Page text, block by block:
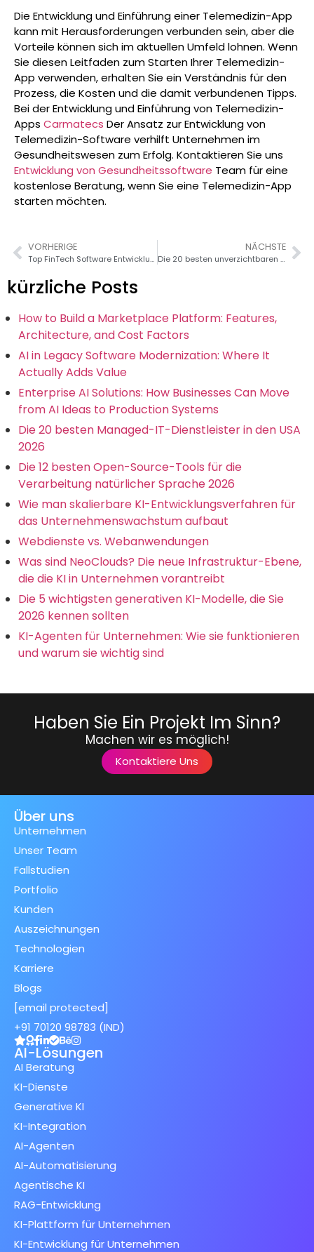
Die Entwicklung und Einführung einer Telemedizin-App
kann mit Herausforderungen verbunden sein, aber die
Vorteile können sich im aktuellen Umfeld lohnen. Wenn
Sie diesen Leitfaden zum Starten Ihrer Telemedizin-
App verwenden, erhalten Sie ein Verständnis für den
Prozess, die Kosten und die damit verbundenen Tipps.
Bei der Entwicklung und Einführung von Telemedizin-
Apps Carmatecs Der Ansatz zur Entwicklung von
Telemedizin-Software verhilft Unternehmen im
Gesundheitswesen zum Erfolg. Kontaktieren Sie uns
Entwicklung von Gesundheitssoftware Team für eine
kostenlose Beratung, wenn Sie eine Telemedizin-App
starten möchten.
VORHERIGE
Top FinTech Software Entwicklungstrends für 2026
NÄCHSTE
Die 20 besten unverzichtbaren Flutter-Entwickler-Tools im Jahr 2026
kürzliche Posts
How to Build a Marketplace Platform: Features,
Architecture, and Cost Factors
AI in Legacy Software Modernization: Where It
Actually Adds Value
Enterprise AI Solutions: How Businesses Can Move
from AI Ideas to Production Systems
Die 20 besten Managed-IT-Dienstleister in den USA
2026
Die 12 besten Open-Source-Tools für die
Verarbeitung natürlicher Sprache 2026
Wie man skalierbare KI-Entwicklungsverfahren für
das Unternehmenswachstum aufbaut
Webdienste vs. Webanwendungen
Was sind NeoClouds? Die neue Infrastruktur-Ebene,
die die KI in Unternehmen vorantreibt
Die 5 wichtigsten generativen KI-Modelle, die Sie
2026 kennen sollten
KI-Agenten für Unternehmen: Wie sie funktionieren
und warum sie wichtig sind
Haben Sie Ein Projekt Im Sinn?
Machen wir es möglich!
Kontaktiere Uns
Über uns
Unternehmen
Unser Team
Fallstudien
Portfolio
Kunden
Auszeichnungen
Technologien
Karriere
Blogs
[email protected]
+91 70120 98783 (IND)
AI-Lösungen
AI Beratung
KI-Dienste
Generative KI
KI-Integration
AI-Agenten
AI-Automatisierung
Agentische KI
RAG-Entwicklung
KI-Plattform für Unternehmen
KI-Entwicklung für Unternehmen